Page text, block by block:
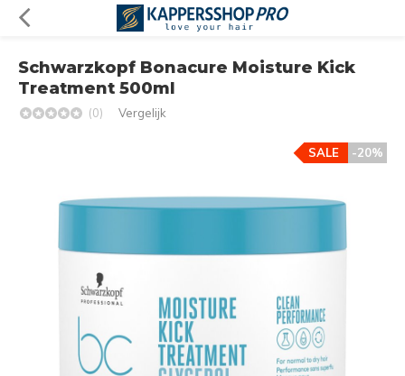
Schwarzkopf Bonacure Moisture Kick
Treatment 500ml
(0) Vergelijk
-20%
SALE